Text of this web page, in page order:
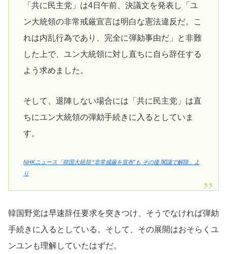
「共に民主党」は4日午前、決議文を発表し「ユ
ン大統領の非常戒厳宣言は明白な憲法違反だ。こ
れは内乱行為であり、完全に弾劾事由だ」と非難
した上で、ユン大統領に対し直ちに自ら辞任する
よう求めました。
そして、退陣しない場合には「共に民主党」は直
ちにユン大統領の弾劾手続きに入るとしていま
す。
NHKニュース「韓国大統領 “非常戒厳を宣布”も その後 閣議で解除」よ
り
韓国野党は早速辞任要求を突きつけ、そうでなければ弾劾
手続きに入るとしている。そして、その展開はおそらくユ
ンユンも理解していたはずだ。